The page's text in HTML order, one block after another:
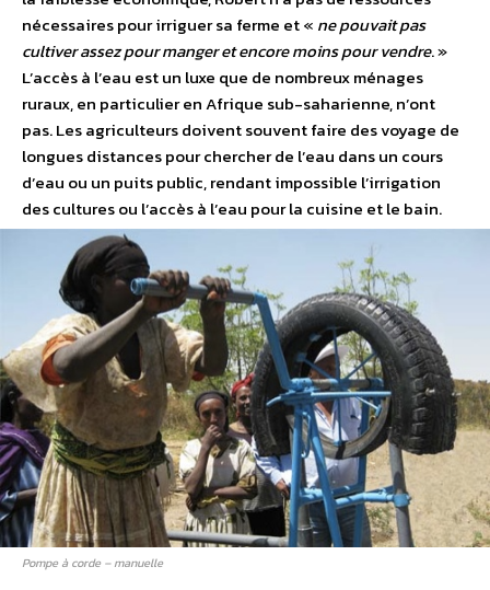
nécessaires pour irriguer sa ferme et « ne pouvait pas
cultiver assez pour manger et encore moins pour vendre. »
L’accès à l’eau est un luxe que de nombreux ménages
ruraux, en particulier en Afrique sub-saharienne, n’ont
pas. Les agriculteurs doivent souvent faire des voyage de
longues distances pour chercher de l’eau dans un cours
d’eau ou un puits public, rendant impossible l’irrigation
des cultures ou l’accès à l’eau pour la cuisine et le bain.
Pompe à corde – manuelle